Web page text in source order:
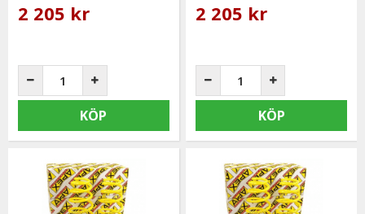
2 205 kr
KÖP
2 205 kr
KÖP